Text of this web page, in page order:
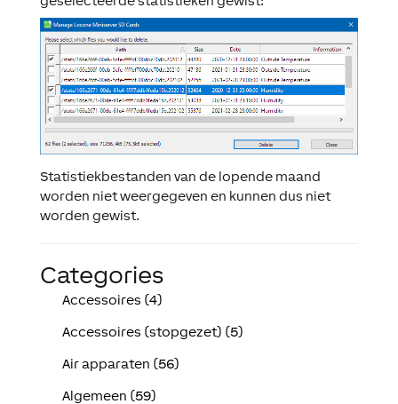
Statistiekbestanden van de lopende maand
worden niet weergegeven en kunnen dus niet
worden gewist.
Categories
Accessoires (4)
Accessoires (stopgezet) (5)
Air apparaten (56)
Algemeen (59)